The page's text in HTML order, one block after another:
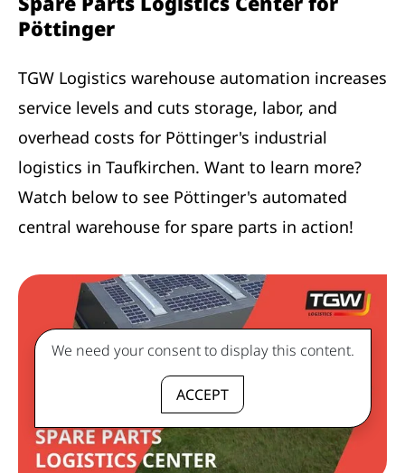
Pöttinger
TGW Logistics warehouse automation increases
service levels and cuts storage, labor, and
overhead costs for Pöttinger's industrial
logistics in Taufkirchen. Want to learn more?
Watch below to see Pöttinger's automated
central warehouse for spare parts in action!
We need your consent to display this content.
ACCEPT